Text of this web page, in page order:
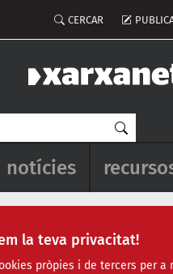
la teva privacitat!
pròpies i de tercers per a
Menú del
CERCAR
Navegació
notícies